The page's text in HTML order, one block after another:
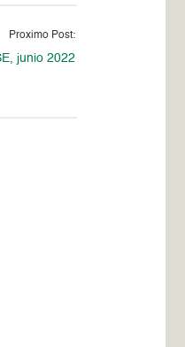
Proximo Post:
junio 2022